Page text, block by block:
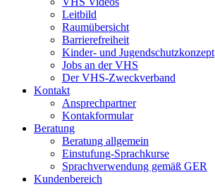
Leitbild
Raumübersicht
Barrierefreiheit
Kinder- und Jugendschutzkonzept
Jobs an der VHS
Der VHS-Zweckverband
Kontakt
Ansprechpartner
Kontakformular
Beratung
Beratung allgemein
Einstufung-Sprachkurse
Sprachverwendung gemäß GER
Kundenbereich